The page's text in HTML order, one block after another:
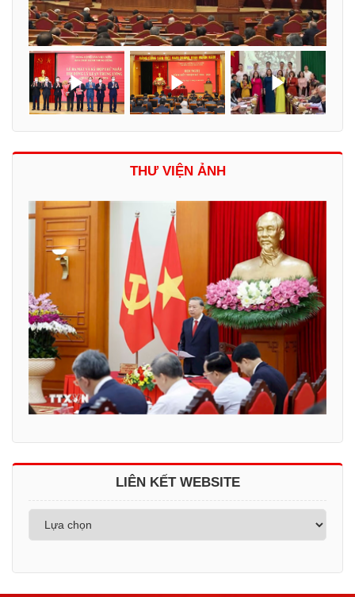
THƯ VIỆN ẢNH
LIÊN KẾT WEBSITE